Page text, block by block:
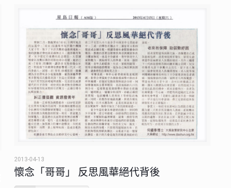
2013-04-13
懷念「哥哥」 反思風華絕代背後